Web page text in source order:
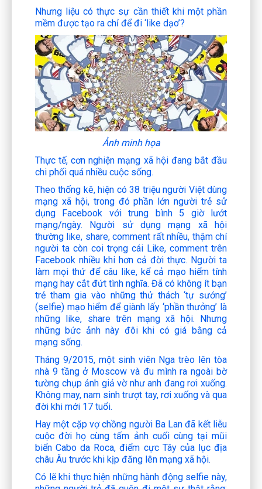
Nhưng liệu có thực sự cần thiết khi một phần
mềm được tạo ra chỉ để đi ‘like dạo’?
Ảnh minh họa
Thực tế, cơn nghiện mạng xã hội đang bắt đầu
chi phối quá nhiều cuộc sống.
Theo thống kê, hiện có 38 triệu người Việt dùng
mạng xã hội, trong đó phần lớn người trẻ sử
dụng Facebook với trung bình 5 giờ lướt
mạng/ngày. Người sử dụng mạng xã hội
thường like, share, comment rất nhiều, thậm chí
người ta còn coi trọng cái Like, comment trên
Facebook nhiều khi hơn cả đời thực. Người ta
làm mọi thứ để câu like, kể cả mạo hiểm tính
mạng hay cắt đứt tình nghĩa. Đã có không ít bạn
trẻ tham gia vào những thử thách ‘tự sướng’
(selfie) mạo hiểm để giành lấy ‘phần thưởng’ là
những like, share trên mạng xã hội. Nhưng
những bức ảnh này đôi khi có giá bằng cả
mạng sống.
Tháng 9/2015, một sinh viên Nga trèo lên tòa
nhà 9 tầng ở Moscow và đu mình ra ngoài bờ
tường chụp ảnh giả vờ như anh đang rơi xuống.
Không may, nam sinh trượt tay, rơi xuống và qua
đời khi mới 17 tuổi.
Hay một cặp vợ chồng người Ba Lan đã kết liễu
cuộc đời họ cùng tấm ảnh cuối cùng tại mũi
biển Cabo da Roca, điểm cực Tây của lục địa
châu Âu trước khi kịp đăng lên mạng xã hội.
Có lẽ khi thực hiện những hành động selfie này,